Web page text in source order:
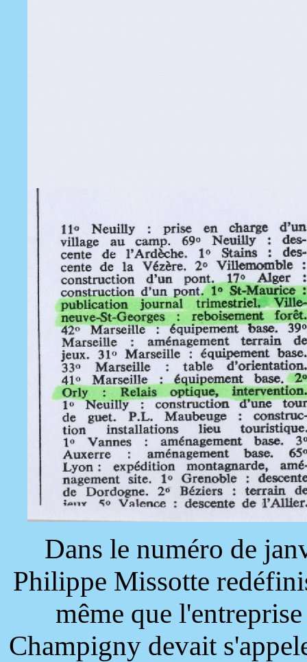
Dans le numéro de
Philippe Missotte
même que
Champigny devait